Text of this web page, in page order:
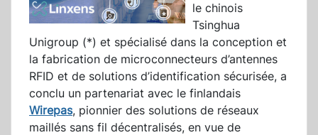
le chinois
Tsinghua
Unigroup (*) et spécialisé dans la conception et
la fabrication de microconnecteurs d’antennes
RFID et de solutions d’identification sécurisée, a
conclu un partenariat avec le finlandais
Wirepas, pionnier des solutions de réseaux
maillés sans fil décentralisés, en vue de